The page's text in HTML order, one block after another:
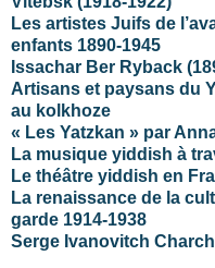
Les artistes Juifs de
enfants 1890-1945
Issachar Ber Ryback
Artisans et paysans du
au kolkhoze
« Les Yatzkan » par
La musique yiddish à
Le théâtre yiddish en
La renaissance de la
garde 1914-1938
Serge Ivanovitch